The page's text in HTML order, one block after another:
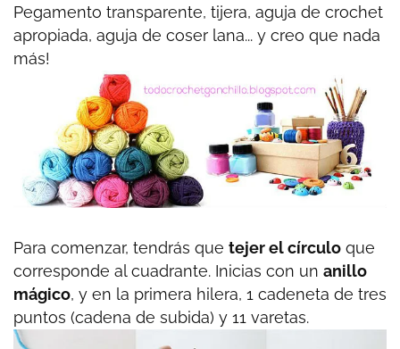
Pegamento transparente, tijera, aguja de crochet
apropiada, aguja de coser lana... y creo que nada
más!
Para comenzar, tendrás que tejer el círculo que
corresponde al cuadrante. Inicias con un anillo
mágico, y en la primera hilera, 1 cadeneta de tres
puntos (cadena de subida) y 11 varetas.